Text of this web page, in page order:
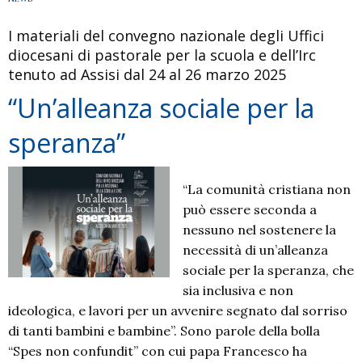
religiosa
I materiali del convegno nazionale degli Uffici
diocesani di pastorale per la scuola e dell’Irc
tenuto ad Assisi dal 24 al 26 marzo 2025
“Un’alleanza sociale per la
speranza”
“La comunità cristiana non
può essere seconda a
nessuno nel sostenere la
necessità di un’alleanza
sociale per la speranza, che
sia inclusiva e non
ideologica, e lavori per un avvenire segnato dal sorriso
di tanti bambini e bambine”. Sono parole della bolla
“Spes non confundit” con cui papa Francesco ha